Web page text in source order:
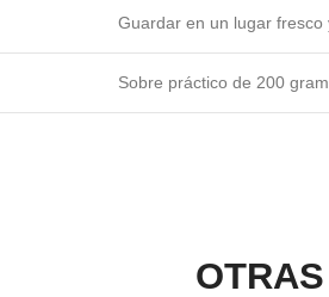
Guardar en un lugar fresco
Sobre práctico de 200